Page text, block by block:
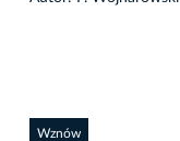
Wznów